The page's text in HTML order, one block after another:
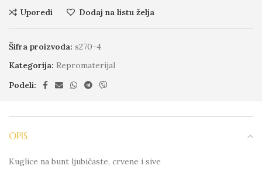
Uporedi Dodaj na listu želja
Šifra proizvoda: s270-4
Kategorija: Repromaterijal
Podeli:
OPIS
Kuglice na bunt ljubičaste, crvene i sive